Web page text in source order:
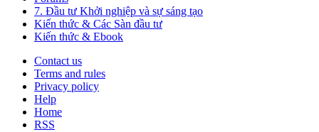
7. Đầu tư Khởi nghiệp và sự sáng tạo
Kiến thức & Các Sàn đầu tư
Kiến thức & Ebook
Contact us
Terms and rules
Privacy policy
Help
Home
RSS